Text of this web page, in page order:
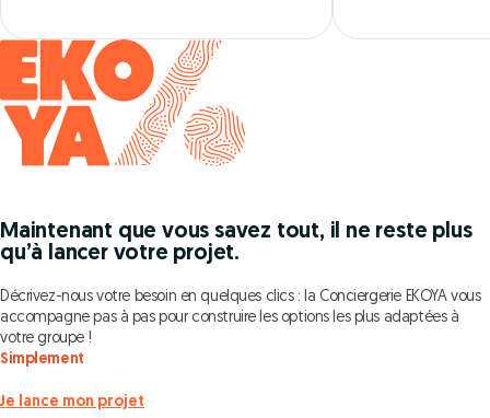
Maintenant que vous savez tout, il ne reste plus
qu’à lancer votre projet.
Décrivez-nous votre besoin en quelques clics : la Conciergerie EKOYA vous
accompagne pas à pas pour construire les options les plus adaptées à
votre groupe !
Simplement
Je lance mon projet